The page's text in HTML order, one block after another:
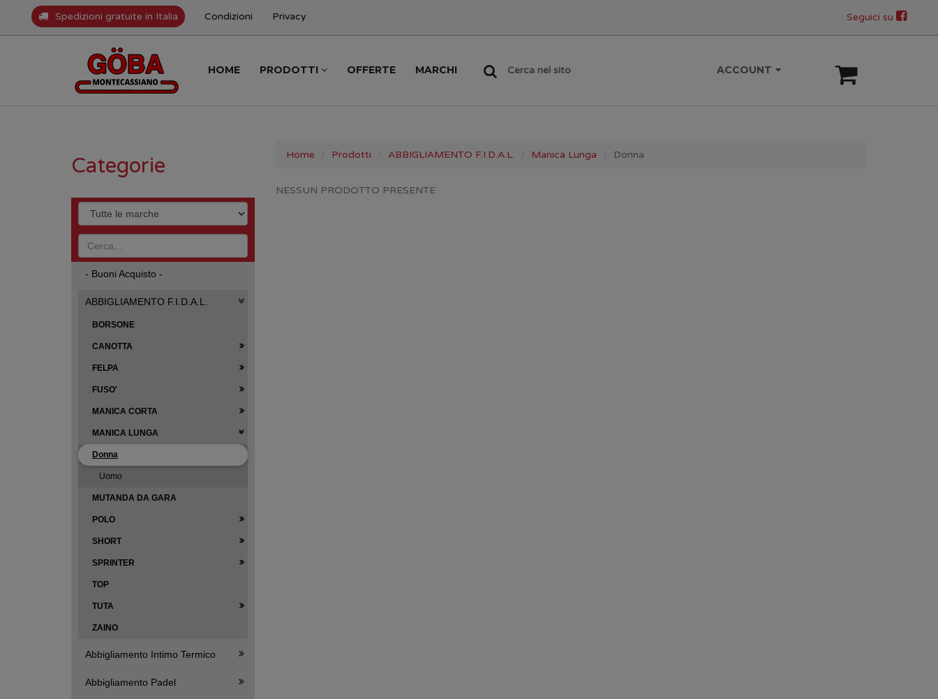
Spedizioni gratuite in Italia Condizioni Privacy Seguici su
HOME PRODOTTI OFFERTE MARCHI Cerca nel sito ACCOUNT
Home Prodotti ABBIGLIAMENTO F.I.D.A.L. Manica Lunga Donna
NESSUN PRODOTTO PRESENTE
Categorie
- Buoni Acquisto -
ABBIGLIAMENTO F.I.D.A.L.
BORSONE
CANOTTA
FELPA
FUSO'
MANICA CORTA
MANICA LUNGA
Donna
Uomo
MUTANDA DA GARA
POLO
SHORT
SPRINTER
TOP
TUTA
ZAINO
Abbigliamento Intimo Termico
Abbigliamento Padel